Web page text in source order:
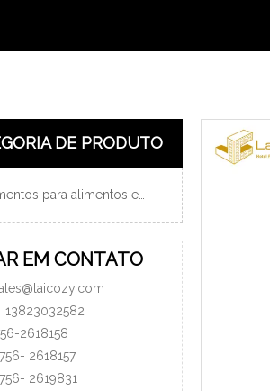
DE PRODUTO
EM CONTATO
13823032582
2618158
2618157
2619831